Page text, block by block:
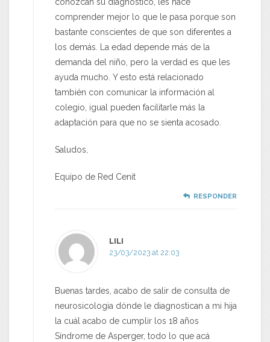
comprender mejor lo que le pasa porque son
bastante conscientes de que son diferentes a
los demás. La edad depende más de la
demanda del niño, pero la verdad es que les
ayuda mucho. Y esto está relacionado
también con comunicar la información al
colegio, igual pueden facilitarle más la
adaptación para que no se sienta acosado.
Saludos,
Equipo de Red Cenit
RESPONDER
LILI
23/03/2023 at 22:03
Buenas tardes, acabo de salir de consulta de
neurosicologia dónde le diagnostican a mi hija
la cuál acabo de cumplir los 18 años
Síndrome de Asperger, todo lo que acá